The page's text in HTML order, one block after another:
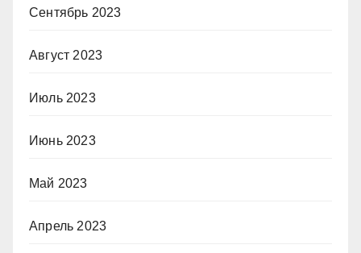
Сентябрь 2023
Август 2023
Июль 2023
Июнь 2023
Май 2023
Апрель 2023